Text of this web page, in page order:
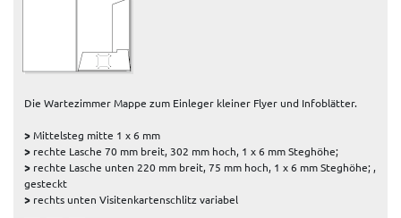
Die Wartezimmer Mappe zum Einleger kleiner Flyer und Infoblätter.
>Mittelsteg mitte 1 x 6 mm
> rechte Lasche 70 mm breit, 302 mm hoch, 1 x 6 mm Steghöhe;
> rechte Lasche unten 220 mm breit, 75 mm hoch, 1 x 6 mm Steghöhe; ,
gesteckt
> rechts unten Visitenkartenschlitz variabel